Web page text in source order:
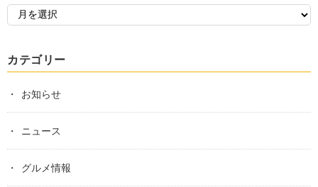
カテゴリー
お知らせ
ニュース
グルメ情報